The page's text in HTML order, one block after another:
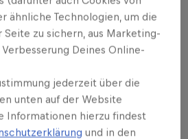
Gleich im ersten Spiel
Armada, die sie gut kennt
das Gerüst der amtierenden
Barça-Spielerinnen. Und wie
und ihr Team trotz der
Bachmann? Die Antwort
Tagen.
ähnliche Technologien, um die
Seite zu sichern, aus Marketing-
Deines Online-
jederzeit über die
unten auf der Website
Informationen hierzu findest
und in den